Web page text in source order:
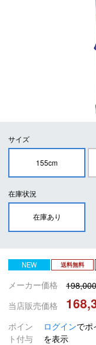
サイズ
155cm
在庫状況
在庫あり
NEW 送料無料
メーカー価格
198,000
当店販売価格
ポイン
ト付与
ログインでポ
を表示